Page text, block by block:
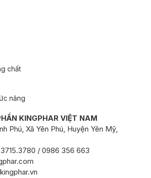
chất
năng
KINGPHAR VIỆT NAM
Phú, Xã Yên Phú, Huyện Yên Mỹ,
/ 0986 356 663